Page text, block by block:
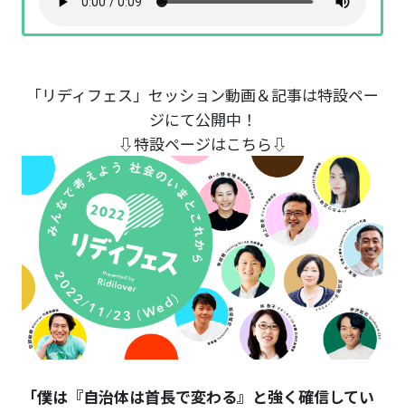
「リディフェス」セッション動画＆記事は特設ペー
ジにて公開中！
⇩特設ページはこちら⇩
「僕は『自治体は首長で変わる』と強く確信してい